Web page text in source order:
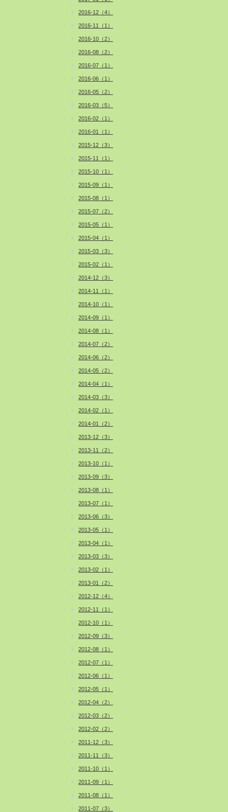
2016-12（4）
2016-11（1）
2016-10（2）
2016-08（2）
2016-07（1）
2016-06（1）
2016-05（2）
2016-03（5）
2016-02（1）
2016-01（1）
2015-12（3）
2015-11（1）
2015-10（1）
2015-09（1）
2015-08（1）
2015-07（2）
2015-05（1）
2015-04（1）
2015-03（3）
2015-02（1）
2014-12（3）
2014-11（1）
2014-10（1）
2014-09（1）
2014-08（1）
2014-07（2）
2014-06（2）
2014-05（2）
2014-04（1）
2014-03（3）
2014-02（1）
2014-01（2）
2013-12（3）
2013-11（2）
2013-10（1）
2013-09（3）
2013-08（1）
2013-07（1）
2013-06（3）
2013-05（1）
2013-04（1）
2013-03（3）
2013-02（1）
2013-01（2）
2012-12（4）
2012-11（1）
2012-10（1）
2012-09（3）
2012-08（1）
2012-07（1）
2012-06（1）
2012-05（1）
2012-04（2）
2012-03（2）
2012-02（2）
2011-12（3）
2011-11（3）
2011-10（1）
2011-09（1）
2011-08（1）
2011-07（3）